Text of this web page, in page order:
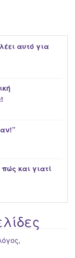
αυτό για
και γιατί